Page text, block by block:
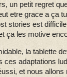
un petit regret
etre grace a ça
stories est
ça les motive
la tablette
ces adaptations
et nous